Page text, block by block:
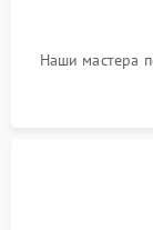
Наши мастера